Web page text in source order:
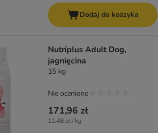
Dodaj do koszyka
Nutriplus Adult Dog,
jagnięcina
15 kg
171,96 zł
11,48 zł / kg
Nie oceniono